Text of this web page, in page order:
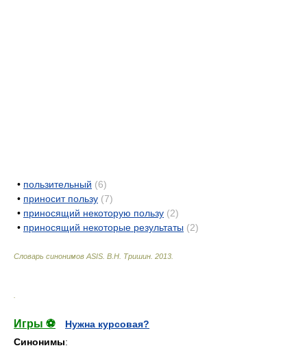
• пользительный (6)
• приносит пользу (7)
• приносящий некоторую пользу (2)
• приносящий некоторые результаты (2)
Словарь синонимов ASIS. В.Н. Тришин 2013
Игры ⚽
Нужна курсовая?
Синонимы: